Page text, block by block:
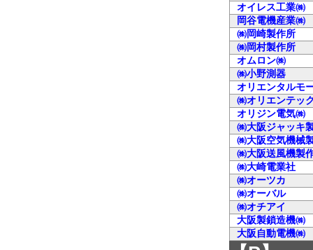
オイレス工業㈱
岡谷電機産業㈱
㈱岡崎製作所
㈱岡村製作所
オムロン㈱
㈱小野測器
オリエンタルモ
㈱オリエンテッ
オリジン電気㈱
㈱大阪ジャッキ
㈱大阪空気機械
㈱大阪送風機製
㈱大崎電業社
㈱オーツカ
㈱オーバル
㈱オチアイ
大阪製鎖造機㈱
大阪自動電機㈱